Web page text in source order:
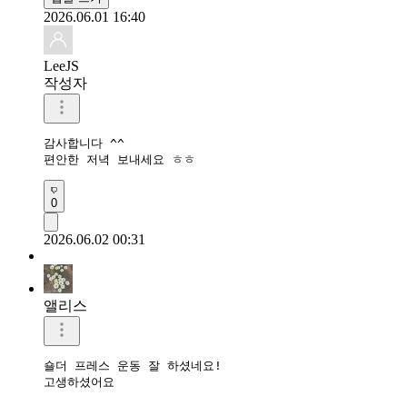
2026.06.01 16:40
LeeJS
작성자
감사합니다 ^^
편안한 저녁 보내세요 ㅎㅎ
0
2026.06.02 00:31
앨리스
숄더 프레스 운동 잘 하셨네요!
고생하셨어요